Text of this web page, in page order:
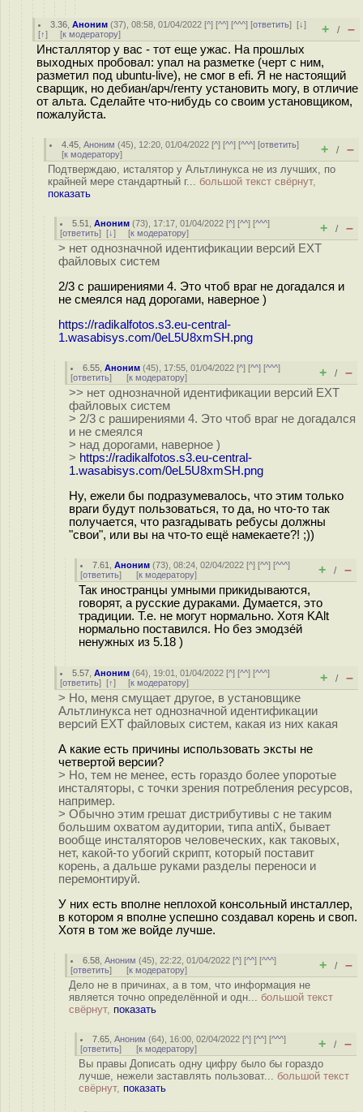
3.36 ,Аноним (37), 08:58, 01/04/2022 [^] [^^] [^^^] [ответить][↓]
[↑] [к модератору] + / –
Инсталлятор у вас - тот еще ужас. На прошлых
выходных пробовал: упал на разметке (черт с ним,
разметил под ubuntu-live), не смог в efi. Я не настоящий
сварщик, но дебиан/арч/генту установить могу, в отличие
от альта. Сделайте что-нибудь со своим установщиком,
пожалуйста.
4.45 ,Аноним (45), 12:20, 01/04/2022 [^] [^^] [^^^] [ответить]
[к модератору] + / –
Подтверждаю, исталятор у Альтлинукса не из лучших, по
крайней мере стандартный г... большой текст свёрнут,
показать
5.51 ,Аноним (73), 17:17, 01/04/2022 [^] [^^] [^^^]
[ответить] [↓] [к модератору] + / –
> нет однозначной идентификации версий EXT
файловых систем
2/3 с раширениями 4. Это чтоб враг не догадался и
не смеялся над дорогами, наверное )
https://radikalfotos.s3.eu-central-
1.wasabisys.com/0eL5U8xmSH.png
6.55 ,Аноним (45), 17:55, 01/04/2022 [^] [^^] [^^^]
[ответить] [к модератору] + / –
>> нет однозначной идентификации версий EXT
файловых систем
> 2/3 с раширениями 4. Это чтоб враг не догадался
и не смеялся
> над дорогами, наверное )
> https://radikalfotos.s3.eu-central-
1.wasabisys.com/0eL5U8xmSH.png
Ну, ежели бы подразумевалось, что этим только
враги будут пользоваться, то да, но что-то так
получается, что разгадывать ребусы должны
"свои", или вы на что-то ещё намекаете?! ;))
7.61 ,Аноним (73), 08:24, 02/04/2022 [^] [^^] [^^^]
[ответить] [к модератору] + / –
Так иностранцы умными прикидываются,
говорят, а русские дураками. Думается, это
традиции. Т.е. не могут нормально. Хотя KAlt
нормально поставился. Но без эмодзе́й
ненужных из 5.18 )
5.57 ,Аноним (64), 19:01, 01/04/2022 [^] [^^] [^^^]
[ответить] [↑] [к модератору] + / –
> Но, меня смущает другое, в установщике
Альтлинукса нет однозначной идентификации
версий EXT файловых систем, какая из них какая
А какие есть причины использовать эксты не
четвертой версии?
> Но, тем не менее, есть гораздо более упоротые
инсталяторы, с точки зрения потребления ресурсов,
например.
> Обычно этим грешат дистрибутивы с не таким
большим охватом аудитории, типа antiX, бывает
вообще инсталяторов человеческих, как таковых,
нет, какой-то убогий скрипт, который поставит
корень, а дальше руками разделы переноси и
перемонтируй.
У них есть вполне неплохой консольный инсталлер,
в котором я вполне успешно создавал корень и своп.
Хотя в том же войде лучше.
6.58 ,Аноним (45), 22:22, 01/04/2022 [^] [^^] [^^^]
[ответить] [к модератору] + / –
Дело не в причинах, а в том, что информация не
является точно определённой и одн... большой текст
свёрнут, показать
7.65 ,Аноним (64), 16:00, 02/04/2022 [^] [^^] [^^^]
[ответить] [к модератору] + / –
Вы правы Дописать одну цифру было бы гораздо
лучше, нежели заставлять пользоват... большой текст
свёрнут, показать